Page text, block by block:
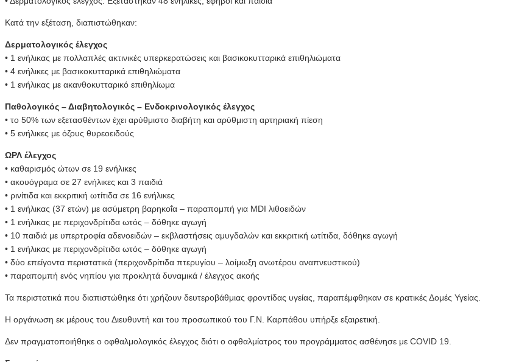
Κατά την εξέταση, διαπιστώθηκαν:
Δερματολογικός έλεγχος
• 1 ενήλικας με πολλαπλές ακτινικές υπερκερατώσεις και βασικοκυτταρικά επιθηλιώματα
• 4 ενήλικες με βασικοκυτταρικά επιθηλιώματα
• 1 ενήλικας με ακανθοκυτταρικό επιθηλίωμα
Παθολογικός – Διαβητολογικός – Ενδοκρινολογικός έλεγχος
• το 50% των εξετασθέντων έχει αρύθμιστο διαβήτη και αρύθμιστη αρτηριακή πίεση
• 5 ενήλικες με όζους θυρεοειδούς
ΩΡΛ έλεγχος
• καθαρισμός ώτων σε 19 ενήλικες
• ακουόγραμα σε 27 ενήλικες και 3 παιδιά
• ρινίτιδα και εκκριτική ωτίτιδα σε 16 ενήλικες
• 1 ενήλικας (37 ετών) με ασύμετρη βαρηκοΐα – παραπομπή για MDI λιθοειδών
• 1 ενήλικας με περιχονδρίτιδα ωτός – δόθηκε αγωγή
• 10 παιδιά με υπερτροφία αδενοειδών – εκβλαστήσεις αμυγδαλών και εκκριτική ωτίτιδα, δόθηκε αγωγή
• 1 ενήλικας με περιχονδρίτιδα ωτός – δόθηκε αγωγή
• δύο επείγοντα περιστατικά (περιχονδρίτιδα πτερυγίου – λοίμωξη ανωτέρου αναπνευστικού)
• παραπομπή ενός νηπίου για προκλητά δυναμικά / έλεγχος ακοής
Τα περιστατικά που διαπιστώθηκε ότι χρήζουν δευτεροβάθμιας φροντίδας υγείας, παραπέμφθηκαν σε κρατικές Δομές Υγείας.
Η οργάνωση εκ μέρους του Διευθυντή και του προσωπικού του Γ.Ν. Καρπάθου υπήρξε εξαιρετική.
Δεν πραγματοποιήθηκε ο οφθαλμολογικός έλεγχος διότι ο οφθαλμίατρος του προγράμματος ασθένησε με COVID 19.